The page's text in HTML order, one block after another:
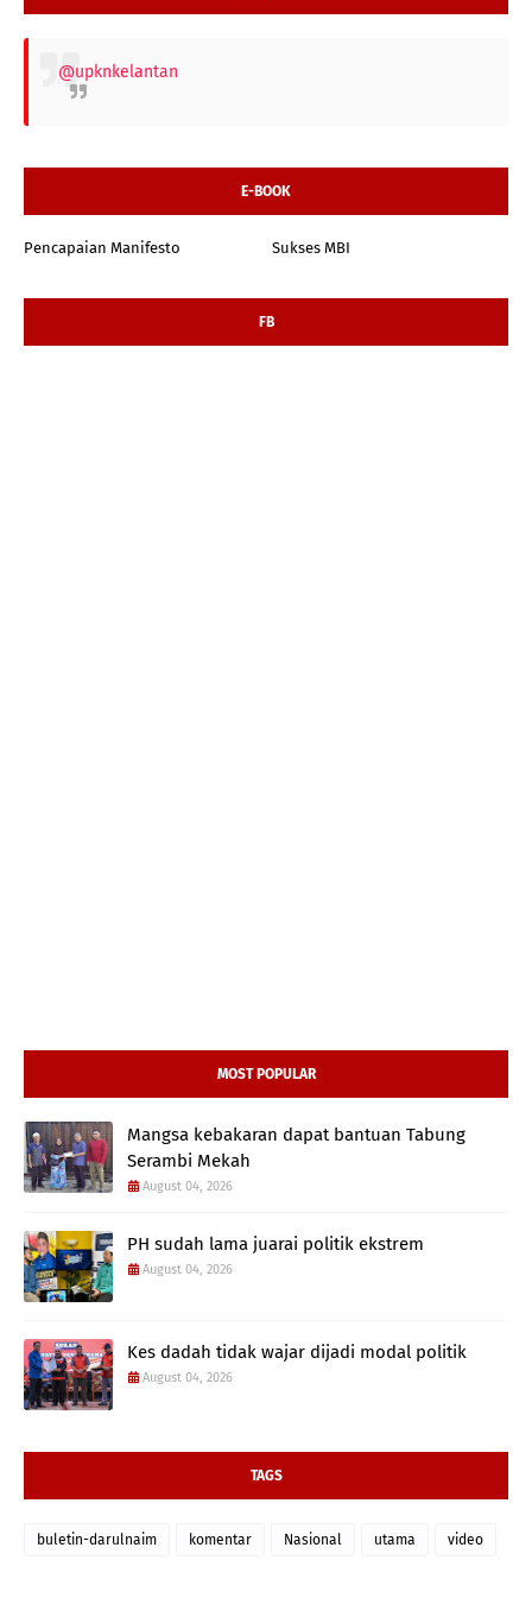
@upknkelantan
E-BOOK
Pencapaian Manifesto Sukses MBI
FB
MOST POPULAR
Mangsa kebakaran dapat bantuan Tabung
Serambi Mekah
August 04, 2026
PH sudah lama juarai politik ekstrem
August 04, 2026
Kes dadah tidak wajar dijadi modal politik
August 04, 2026
TAGS
buletin-darulnaim komentar Nasional utama video